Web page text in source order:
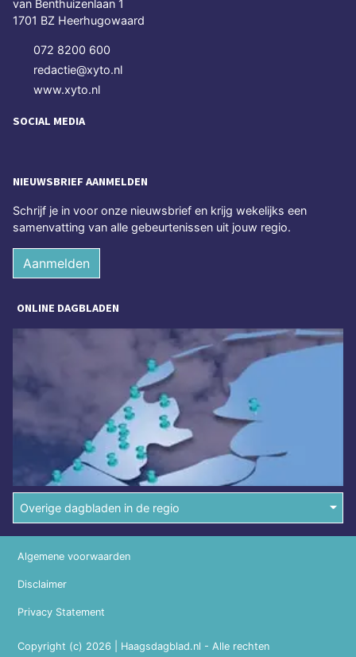
van Benthuizenlaan 1
1701 BZ Heerhugowaard
072 8200 600
redactie@xyto.nl
www.xyto.nl
SOCIAL MEDIA
NIEUWSBRIEF AANMELDEN
Schrijf je in voor onze nieuwsbrief en krijg wekelijks een
samenvatting van alle gebeurtenissen uit jouw regio.
Aanmelden
ONLINE DAGBLADEN
Overige dagbladen in de regio
Copyright (c) 2026 | Haagsdagblad.nl - Alle rechten
Algemene voorwaarden
Disclaimer
Privacy Statement